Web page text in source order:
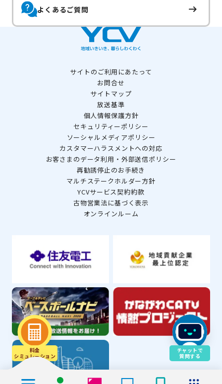
よくあるご質問
料金
シミュレ－ション
サイトのご利用にあたって
お問合せ
サイトマップ
放送基準
個人情報保護方針
セキュリティーポリシー
ソーシャルメディアポリシー
カスタマーハラスメントへの対応
お客さまのデータ利用・外部送信ポリシー
再勧誘停止のお手続き
マルチステークホルダー方針
YCVサービス契約約款
古物営業法に基づく表示
オンラインルーム
チャットで
質問する